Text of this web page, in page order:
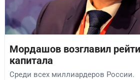
Мордашов возглавил
капитала
Среди всех миллиардеров России.